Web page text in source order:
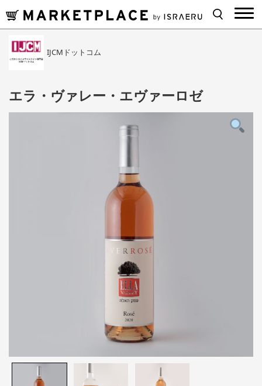
IJCMドットコム
エラ・ヴァレー・エヴァーロゼ